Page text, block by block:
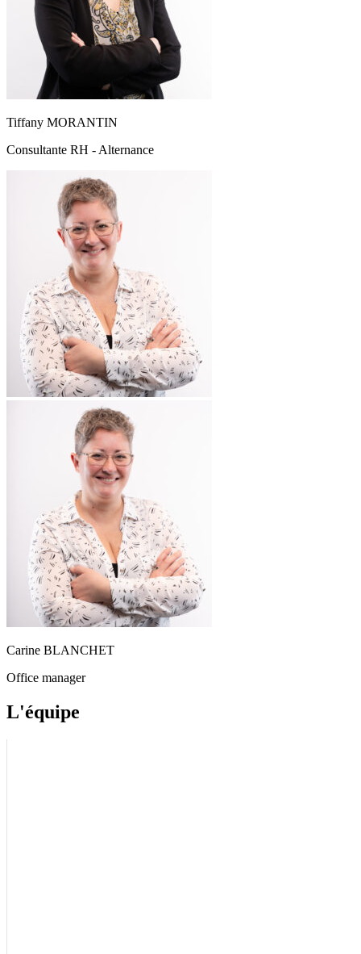
Tiffany MORANTIN
Consultante RH - Alternance
Carine BLANCHET
Office manager
L'équipe